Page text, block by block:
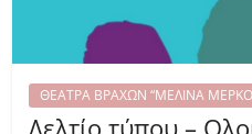
ΘΕΑΤΡΑ ΒΡΑΧΩΝ “ΜΕΛΙΝΑ
Δελτίο τύπου –